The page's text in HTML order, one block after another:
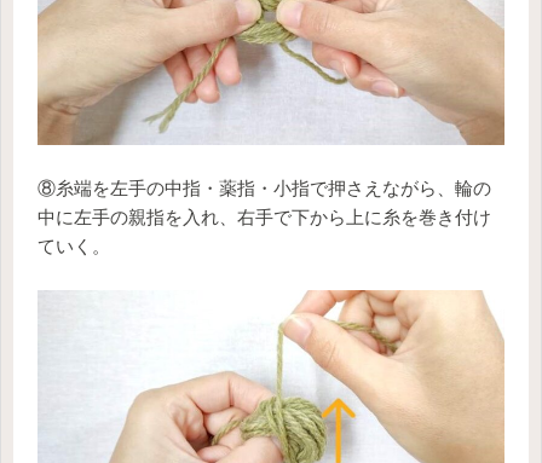
⑧糸端を左手の中指・薬指・小指で押さえながら、輪の
中に左手の親指を入れ、右手で下から上に糸を巻き付け
ていく。